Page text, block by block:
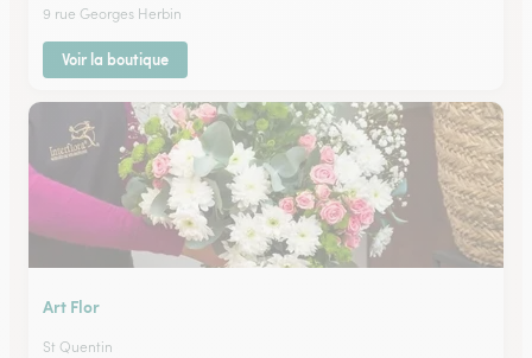
9 rue Georges Herbin
Voir la boutique
Art Flor
St Quentin